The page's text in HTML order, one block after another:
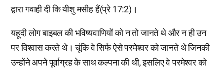
द्वारा गवाही दी कि यीशु मसीह हैं(प्रे 17:2)।
यहूदी लोग बाइबल की भविष्यवाणियों को न तो जानते थे और न ही उन
पर विश्वास करते थे। चूंकि वे सिर्फ ऐसे परमेश्वर को जानते थे जिनकी
उन्होंने अपने पूर्वाग्रह के साथ कल्पना की थी, इसलिए वे परमेश्वर को